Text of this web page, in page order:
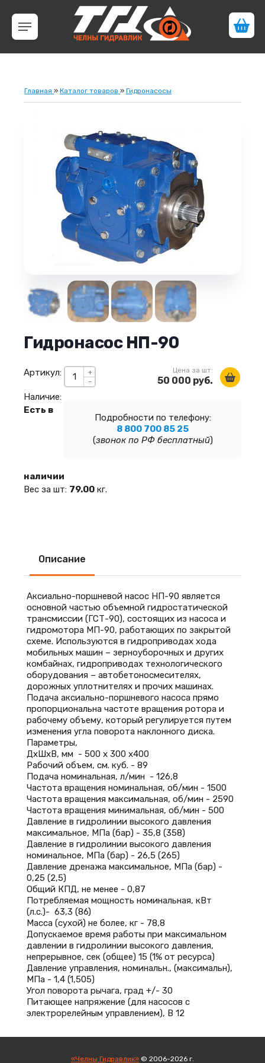
Главная » Каталог товаров » Гидронасосы
Гидронасос НП-90
+
-
Цена за шт:
50 000 руб.
Подробности по телефону:
8 800 700 85 25
(звонок по РФ бесплатный)
Артикул:
Наличие:
Есть в
наличии
Вес за шт: 79.00 кг.
Описание
Аксиально-поршневой насос НП-90 является
основной частью объемной гидростатической
трансмиссии (ГСТ-90), состоящих из насоса и
гидромотора МП-90, работающих по закрытой
схеме. Используются в гидроприводах хода
мобильных машин – зерноуборочных и других
комбайнах, гидроприводах технологического
оборудования – автобетоносмесителях,
дорожных уплотнителях и прочих машинах.
Подача аксиально-поршневого насоса прямо
пропорциональна частоте вращения ротора и
рабочему объему, который регулируется путем
изменения угла поворота наклонного диска.
Параметры,
ДхШхВ, мм - 500 х 300 х400
Рабочий объем, см. куб. - 89
Подача номинальная, л/мин - 126,8
Частота вращения номинальная, об/мин - 1500
Частота вращения максимальная, об/мин - 2590
Частота вращения минимальная, об/мин - 500
Давление в гидролинии высокого давления
максимальное, МПа (бар) - 35,8 (358)
Давление в гидролинии высокого давления
номинальное, МПа (бар) - 26,5 (265)
Давление дренажа максимальное, МПа (бар) -
0,25 (2,5)
Общий КПД, не менее - 0,87
Потребляемая мощность номинальная, кВт
(л.с.)- 63,3 (86)
Масса (сухой) не более, кг - 78,8
Допускаемое время работы при максимальном
давлении в гидролинии высокого давления,
непрерывное, сек (общее) 15 (1% от ресурса)
Давление управления, номинальн., (максимальн),
МПа - 1,4 (1,505)
Угол поворота рычага, град +/- 30
Питающее напряжение (для насосов с
электрорелейным управлением), В 12
«Челны Гидравлик» © 2006-2026 г.